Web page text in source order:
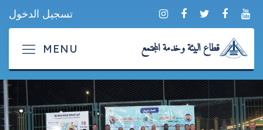
تسجيل الدخول
قطاع البيئة وخدمة المجتمع